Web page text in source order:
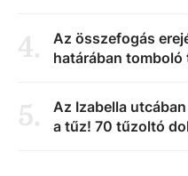
4.
Az összefogás
határában tomboló
5.
Az Izabella
a tűz! 70 tűzoltó